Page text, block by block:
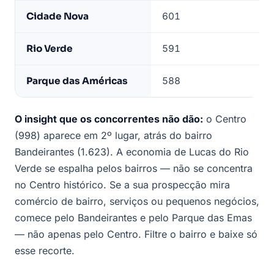
Cidade Nova 601
Rio Verde 591
Parque das Américas 588
O insight que os concorrentes não dão: o Centro
(998) aparece em 2º lugar, atrás do bairro
Bandeirantes (1.623). A economia de Lucas do Rio
Verde se espalha pelos bairros — não se concentra
no Centro histórico. Se a sua prospecção mira
comércio de bairro, serviços ou pequenos negócios,
comece pelo Bandeirantes e pelo Parque das Emas
— não apenas pelo Centro. Filtre o bairro e baixe só
esse recorte.